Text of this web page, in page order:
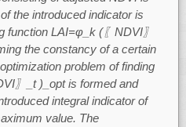
the introduced indicator is
function LAI=φ_k (〖NDVI〗
the constancy of a certain
problem of finding
〗_t )_opt is formed and
integral indicator of
value. The